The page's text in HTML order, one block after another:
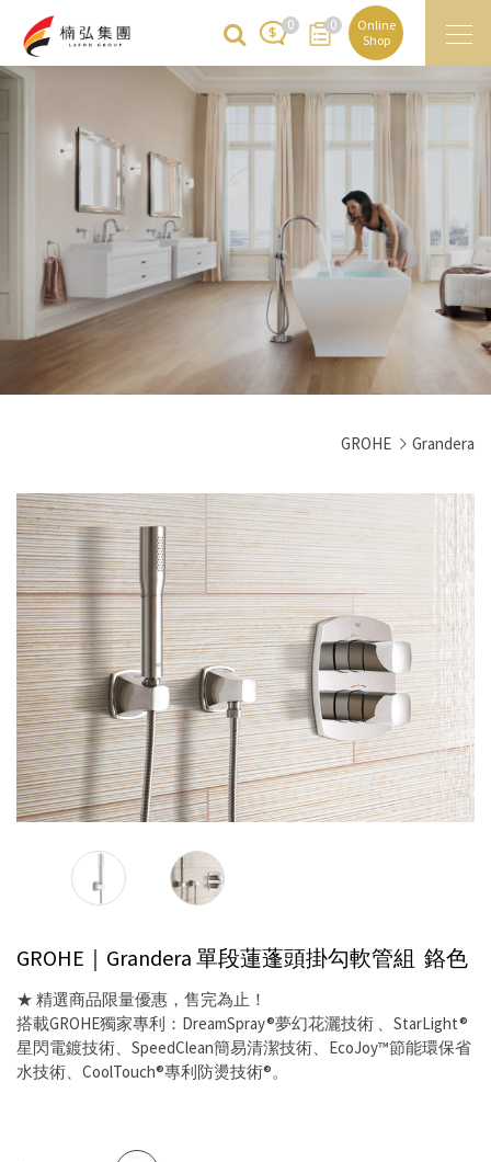
0 0
Online
Shop
GROHE Grandera
GROHE｜Grandera 單段蓮蓬頭掛勾軟管組 鉻色
★ 精選商品限量優惠，售完為止！
搭載GROHE獨家專利：DreamSpray®夢幻花灑技術 、StarLight®
星閃電鍍技術、SpeedClean簡易清潔技術、EcoJoy™節能環保省
水技術、CoolTouch®專利防燙技術®。